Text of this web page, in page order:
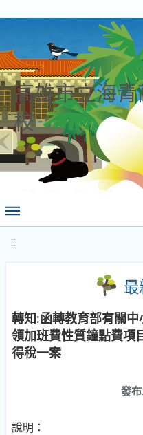
高雄市立海
校
:::
最
轉知:函轉教育部有關
領加班費性質鐘點費項
得稅一案
發布
說明：